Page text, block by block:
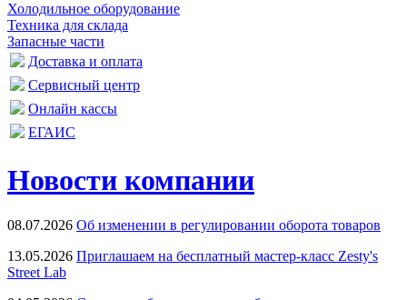
Холодильное оборудование
Техника для склада
Запасные части
Доставка и оплата
Сервисный центр
Онлайн кассы
ЕГАИС
Новости компании
08.07.2026 Об изменении в регулировании оборота товаров
13.05.2026 Приглашаем на бесплатный мастер-класс Zesty's
Street Lab